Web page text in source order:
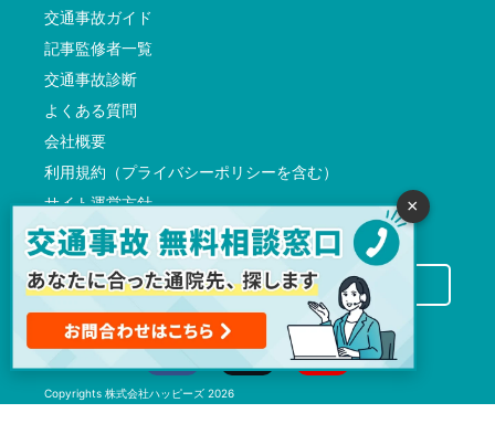
交通事故ガイド
記事監修者一覧
交通事故診断
よくある質問
会社概要
利用規約（プライバシーポリシーを含む）
サイト運営方針
反社会的勢力に対する基本方針
交通事故病院サーチに掲載希望の先生方へ
Copyrights 株式会社ハッピーズ 2026
×